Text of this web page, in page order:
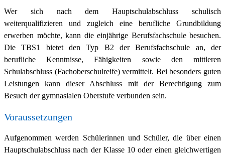
Wer sich nach dem Hauptschulabschluss schulisch
weiterqualifizieren und zugleich eine berufliche Grundbildung
erwerben möchte, kann die einjährige Berufsfachschule besuchen.
Die TBS1 bietet den Typ B2 der Berufsfachschule an, der
berufliche Kenntnisse, Fähigkeiten sowie den mittleren
Schulabschluss (Fachoberschulreife) vermittelt. Bei besonders guten
Leistungen kann dieser Abschluss mit der Berechtigung zum
Besuch der gymnasialen Oberstufe verbunden sein.
Voraussetzungen
Aufgenommen werden Schülerinnen und Schüler, die über einen
Hauptschulabschluss nach der Klasse 10 oder einen gleichwertigen